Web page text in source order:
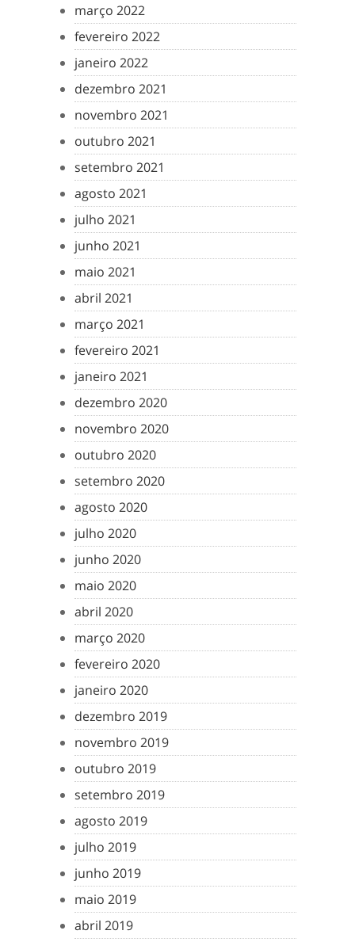
março 2022
fevereiro 2022
janeiro 2022
dezembro 2021
novembro 2021
outubro 2021
setembro 2021
agosto 2021
julho 2021
junho 2021
maio 2021
abril 2021
março 2021
fevereiro 2021
janeiro 2021
dezembro 2020
novembro 2020
outubro 2020
setembro 2020
agosto 2020
julho 2020
junho 2020
maio 2020
abril 2020
março 2020
fevereiro 2020
janeiro 2020
dezembro 2019
novembro 2019
outubro 2019
setembro 2019
agosto 2019
julho 2019
junho 2019
maio 2019
abril 2019